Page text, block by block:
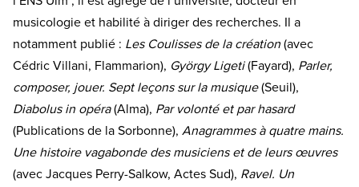
musicologie et habilité à diriger des recherches. Il a
notamment publié : Les Coulisses de la création (avec
Cédric Villani, Flammarion), György Ligeti(Fayard), Parler,
composer, jouer. Sept leçons sur la musique(Seuil),
Diabolus in opéra(Alma), Par volonté et par hasard
(Publications de la Sorbonne), Anagrammes à quatre mains.
Une histoire vagabonde des musiciens et de leurs œuvres
(avec Jacques Perry-Salkow, Actes Sud), Ravel. Un